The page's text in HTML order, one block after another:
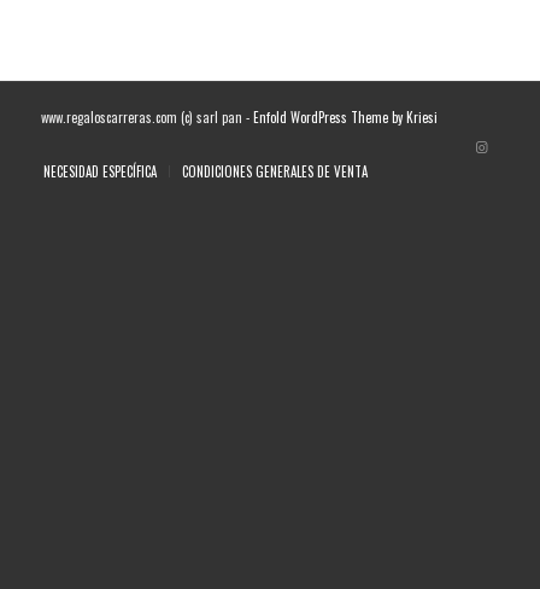
www.regaloscarreras.com (c) sarl pan -Enfold WordPress Theme by Kriesi
NECESIDAD ESPECÍFICA CONDICIONES GENERALES DE VENTA